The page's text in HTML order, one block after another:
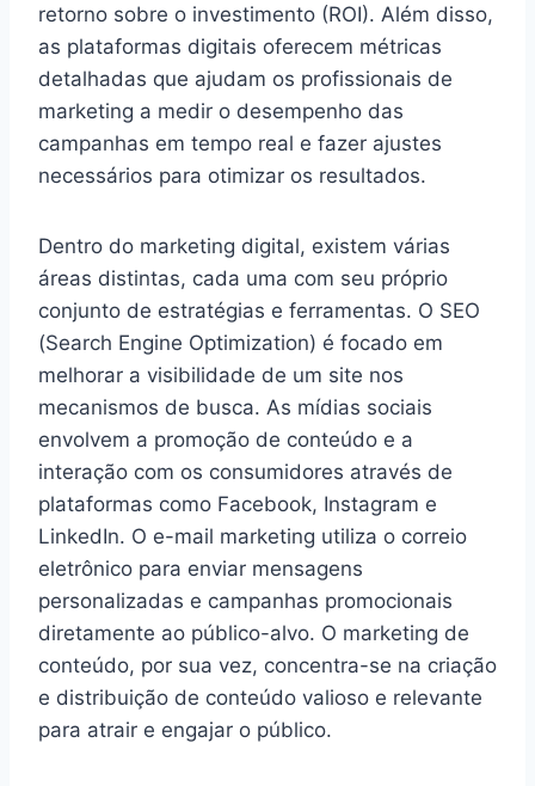
retorno sobre o investimento (ROI). Além disso,
as plataformas digitais oferecem métricas
detalhadas que ajudam os profissionais de
marketing a medir o desempenho das
campanhas em tempo real e fazer ajustes
necessários para otimizar os resultados.
Dentro do marketing digital, existem várias
áreas distintas, cada uma com seu próprio
conjunto de estratégias e ferramentas. O SEO
(Search Engine Optimization) é focado em
melhorar a visibilidade de um site nos
mecanismos de busca. As mídias sociais
envolvem a promoção de conteúdo e a
interação com os consumidores através de
plataformas como Facebook, Instagram e
LinkedIn. O e-mail marketing utiliza o correio
eletrônico para enviar mensagens
personalizadas e campanhas promocionais
diretamente ao público-alvo. O marketing de
conteúdo, por sua vez, concentra-se na criação
e distribuição de conteúdo valioso e relevante
para atrair e engajar o público.